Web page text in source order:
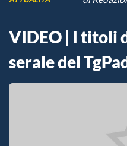
VIDEO | I titoli
serale del